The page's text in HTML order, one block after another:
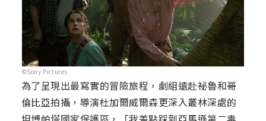
©Sony Pictures
為了呈現出最寫實的冒險旅程，劇組遠赴祕魯和哥
倫比亞拍攝，導演杜加爾威爾森更深入叢林深處的